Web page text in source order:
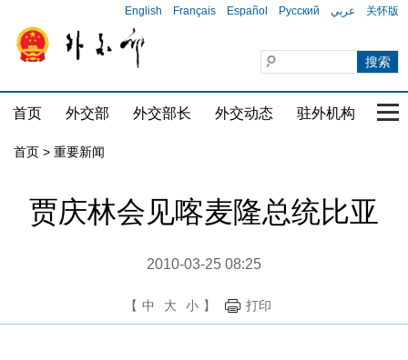
English Français Español Русский عربي 关怀版
首页 外交部 外交部长 外交动态 驻外机构 国
首页 > 重要新闻
贾庆林会见喀麦隆总统比亚
2010-03-25 08:25
【 中 大 小 】 打印